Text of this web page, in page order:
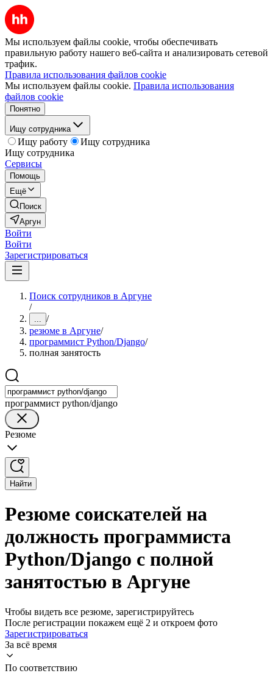
Мы используем файлы cookie, чтобы обеспечивать
правильную работу нашего веб-сайта и анализировать сетевой
трафик.
Правила использования файлов cookie
Мы используем файлы cookie. Правила использования
файлов cookie
Понятно
Ищу сотрудника
Ищу работу
Ищу сотрудника
Ищу сотрудника
Сервисы
Помощь
Ещё
Поиск
Аргун
Войти
Войти
Зарегистрироваться
Поиск сотрудников в Аргуне
/
... /
резюме в Аргуне/
программист Python/Django/
полная занятость
программист python/django
Резюме
Найти
Резюме соискателей на
должность программиста
Python/Django с полной
занятостью в Аргуне
Чтобы видеть все резюме, зарегистрируйтесь
После регистрации покажем ещё 2 и откроем фото
Зарегистрироваться
За всё время
По соответствию